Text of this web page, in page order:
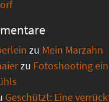
zu Mein Marzahn
zu Fotoshooting
Geschützt: Eine